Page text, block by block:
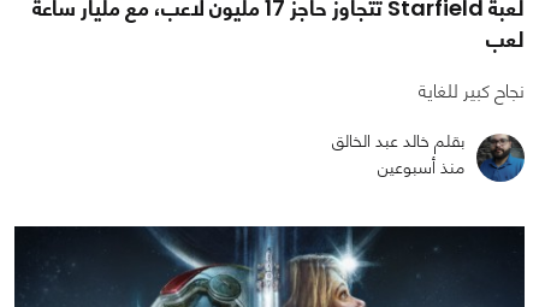
لعبة Starfield تتجاوز حاجز 17 مليون لاعب، مع مليار ساعة
لعب
نجاح كبير للغاية
بقلم خالد عبد الخالق
منذ أسبوعين